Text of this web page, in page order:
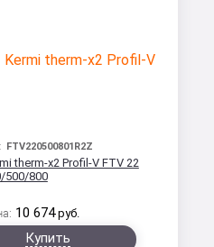
FTV220500801R2Z
therm-x2 Profil-V FTV 22
500/800
10 674 руб.
Купить